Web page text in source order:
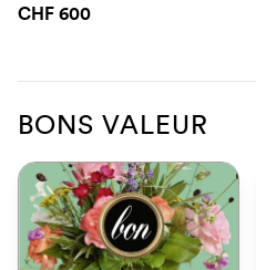
CHF 600
BONS VALEUR